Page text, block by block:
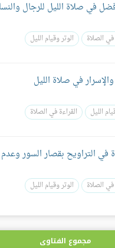
في صلاة الليل للرجال
في الصلاة الوتر وقيام الليل
في صلاة الليل
الليل القراءة في الصلاة
في التراويح بقصار السور
في الصلاة الوتر وقيام الليل
مجموع الفتاوى